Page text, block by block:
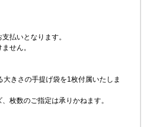
払いとなります。
せん。
きさの手提げ袋を1枚付属いたしま
枚数のご指定は承りかねます。